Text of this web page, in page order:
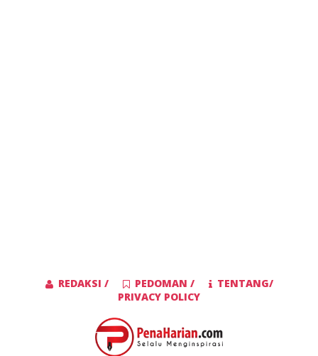
REDAKSI / PEDOMAN /
TENTANG/
PRIVACY POLICY